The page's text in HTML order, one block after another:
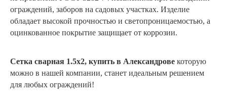
ограждений, заборов на садовых участках. Изделие
обладает высокой прочностью и светопроницаемостью, а
оцинкованное покрытие защищает от коррозии.
Сетка сварная 1.5х2, купить в Александрове которую
можно в нашей компании, станет идеальным решением
для любых ограждений!